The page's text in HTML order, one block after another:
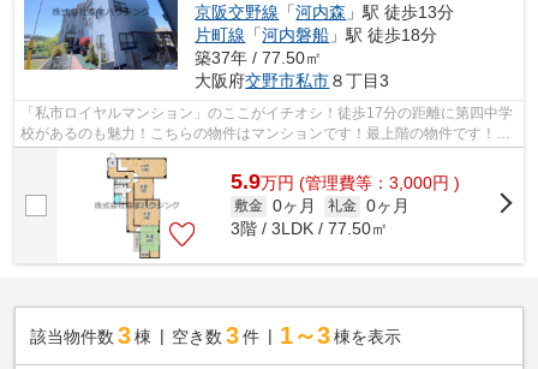
京阪交野線 「河内森 」駅 徒歩13分
片町線 「河内磐船 」駅 徒歩18分
築37年 / 77.50㎡
大阪府交野市私市８丁目3
「私市ロイヤルマンション」のここがイチオシ！徒歩17分の距離に第四中学
校があるのも魅力！こちらの物件はマンションです！最上階の物件です！で
きるだけ早めに不動産情報を集めたい...
5.9万円 (管理費等：3,000円 )
敷金 0ヶ月 礼金 0ヶ月
3階 / 3LDK / 77.50㎡
該当物件数 3棟 空き数 3 件 1～3 棟を表示